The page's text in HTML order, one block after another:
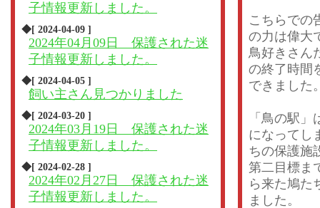
子情報更新しました。
◆[ 2024-04-09 ]
2024年04月09日 保護された迷
子情報更新しました。
◆[ 2024-04-05 ]
飼い主さん見つかりました
◆[ 2024-03-20 ]
2024年03月19日 保護された迷
子情報更新しました。
◆[ 2024-02-28 ]
2024年02月27日 保護された迷
子情報更新しました。
こちらでの
の力は偉大
鳥好きさん
の終了時間
できました
「鳥の駅
になってし
ちの保護施
第二目標ま
ら来た鳩た
ました。